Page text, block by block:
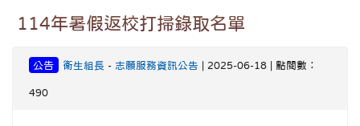
114年暑假返校打掃錄取名單
公告 衛生組長 - 志願服務資訊公告 | 2025-06-18 | 點閱數：
490